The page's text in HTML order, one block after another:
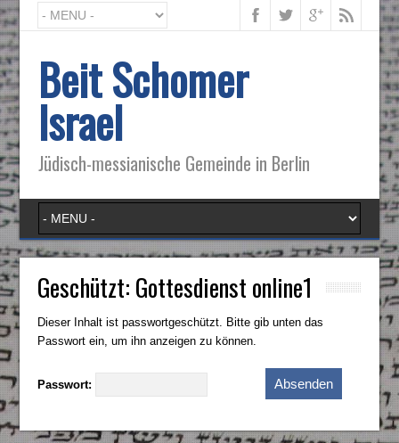
Beit Schomer
Israel
Jüdisch-messianische Gemeinde in Berlin
Geschützt: Gottesdienst online1
Dieser Inhalt ist passwortgeschützt. Bitte gib unten das
Passwort ein, um ihn anzeigen zu können.
Passwort: